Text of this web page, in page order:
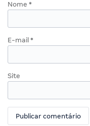
Nome *
E-mail *
Site